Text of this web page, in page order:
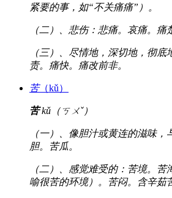
紧要的事，如“不关痛痛”）。
（二）、悲伤：悲痛。哀痛。痛
（三）、尽情地，深切地，彻
责。痛快。痛改前非。
苦（kǔ）
苦kǔ（ㄎㄨˇ）
（一）、像胆汁或黄连的滋味
胆。苦瓜。
（二）、感觉难受的：苦境。
喻很苦的环境）。苦闷。含辛茹